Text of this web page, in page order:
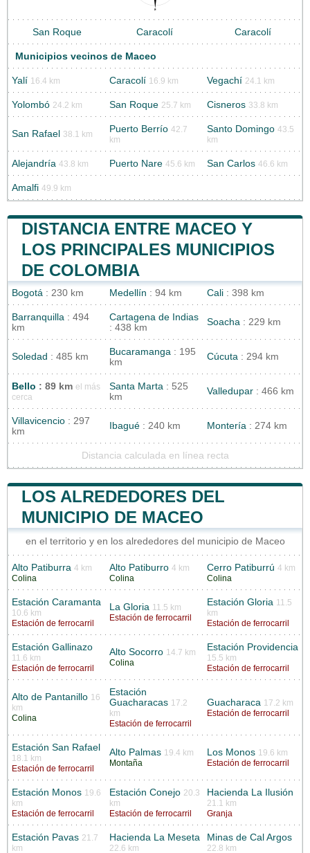
San Roque Caracolí Caracolí
Municipios vecinos de Maceo
Yalí 16.4 km Caracolí 16.9 km Vegachí 24.1 km
Yolombó 24.2 km San Roque 25.7 km Cisneros 33.8 km
San Rafael 38.1 km Puerto Berrío 42.7
km
Santo Domingo 43.5
km
Alejandría 43.8 km Puerto Nare 45.6 km San Carlos 46.6 km
Amalfi 49.9 km
DISTANCIA ENTRE MACEO Y
LOS PRINCIPALES MUNICIPIOS
DE COLOMBIA
Bogotá : 230 km Medellín : 94 km Cali : 398 km
Barranquilla : 494
km
Cartagena de Indias
: 438 km
Soacha : 229 km
Soledad : 485 km Bucaramanga : 195
km
Cúcuta : 294 km
Bello : 89 km el más
cerca
Santa Marta : 525
km
Valledupar : 466 km
Villavicencio : 297
km
Ibagué : 240 km Montería : 274 km
Distancia calculada en línea recta
LOS ALREDEDORES DEL
MUNICIPIO DE MACEO
en el territorio y en los alrededores del municipio de Maceo
Alto Patiburra 4 km
Colina
Alto Patiburro 4 km
Colina
Cerro Patiburrú 4 km
Colina
Estación Caramanta
10.6 km
Estación de ferrocarril
La Gloria 11.5 km
Estación de ferrocarril
Estación Gloria 11.5
km
Estación de ferrocarril
Estación Gallinazo
11.6 km
Estación de ferrocarril
Alto Socorro 14.7 km
Colina
Estación Providencia
15.5 km
Estación de ferrocarril
Alto de Pantanillo 16
km
Colina
Estación
Guacharacas 17.2
km
Estación de ferrocarril
Guacharaca 17.2 km
Estación de ferrocarril
Estación San Rafael
18.1 km
Estación de ferrocarril
Alto Palmas 19.4 km
Montaña
Los Monos 19.6 km
Estación de ferrocarril
Estación Monos 19.6
km
Estación de ferrocarril
Estación Conejo 20.3
km
Estación de ferrocarril
Hacienda La Ilusión
21.1 km
Granja
Estación Pavas 21.7
km
Hacienda La Meseta
22.6 km
Minas de Cal Argos
22.8 km